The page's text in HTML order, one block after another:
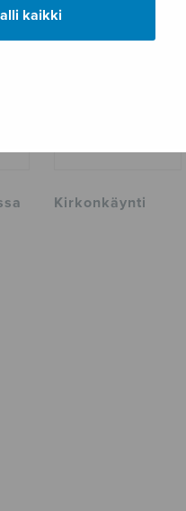
kaikki
Kirkonkäynti